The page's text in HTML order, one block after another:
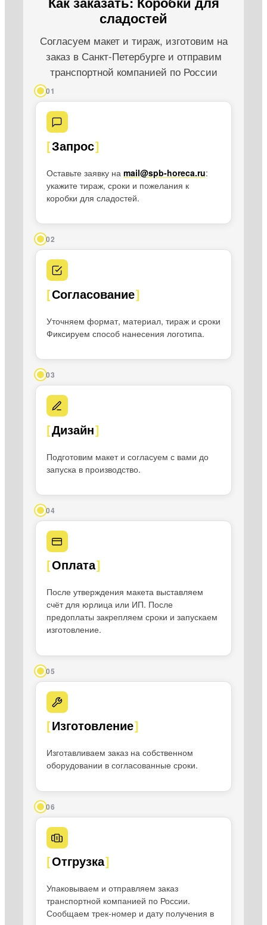
сладостей
Согласуем макет и тираж, изготовим на
заказ в Санкт-Петербурге и отправим
транспортной компанией по России
01
Запрос
Оставьте заявку на mail@spb-horeca.ru:
укажите тираж, сроки и пожелания к
коробки для сладостей.
02
Согласование
Уточняем формат, материал, тираж и сроки
Фиксируем способ нанесения логотипа.
03
Дизайн
Подготовим макет и согласуем с вами до
запуска в производство.
04
Оплата
После утверждения макета выставляем
счёт для юрлица или ИП. После
предоплаты закрепляем сроки и запускаем
изготовление.
05
Изготовление
Изготавливаем заказ на собственном
оборудовании в согласованные сроки.
06
Отгрузка
Упаковываем и отправляем заказ
транспортной компанией по России.
Сообщаем трек-номер и дату получения в